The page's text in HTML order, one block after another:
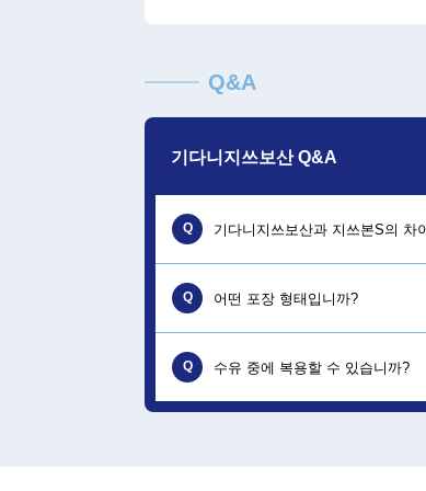
Q&A
기다니지쓰보산 Q&A
Q 기다니지쓰보산과 지쓰본S의 차
A
기다니지쓰보산은 다제(티백
Q 어떤 포장 형태입니까?
A 한 박스에 5포가 들어있습니다
Q 수유 중에 복용할 수 있습니까?